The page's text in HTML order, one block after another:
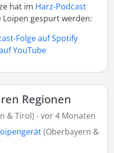
hat im Harz-Podcast
gespurt werden:
Folge auf Spotify
YouTube
Regionen
& Tirol) - vor 4 Monaten
(Oberbayern &